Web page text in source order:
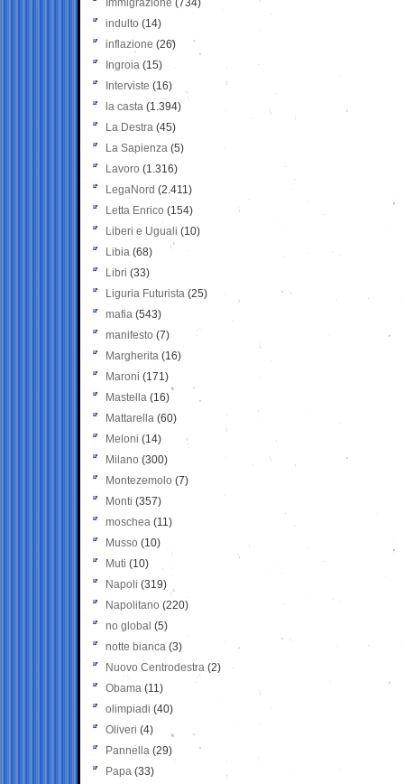
Immigrazione (734)
indulto (14)
inflazione (26)
Ingroia (15)
Interviste (16)
la casta (1.394)
La Destra (45)
La Sapienza (5)
Lavoro (1.316)
LegaNord (2.411)
Letta Enrico (154)
Liberi e Uguali (10)
Libia (68)
Libri (33)
Liguria Futurista (25)
mafia (543)
manifesto (7)
Margherita (16)
Maroni (171)
Mastella (16)
Mattarella (60)
Meloni (14)
Milano (300)
Montezemolo (7)
Monti (357)
moschea (11)
Musso (10)
Muti (10)
Napoli (319)
Napolitano (220)
no global (5)
notte bianca (3)
Nuovo Centrodestra (2)
Obama (11)
olimpiadi (40)
Oliveri (4)
Pannella (29)
Papa (33)